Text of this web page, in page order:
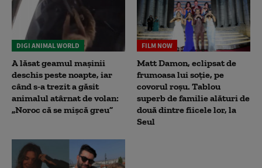
DIGI ANIMAL WORLD
A lăsat geamul mașinii
deschis peste noapte, iar
când s-a trezit a găsit
animalul atârnat de volan:
„Noroc că se mișcă greu”
FILM NOW
Matt Damon, eclipsat de
frumoasa lui soție, pe
covorul roșu. Tablou
superb de familie alături de
două dintre fiicele lor, la
Seul